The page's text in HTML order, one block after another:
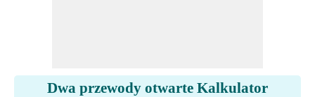
Dwa przewody otwarte Kalkulator